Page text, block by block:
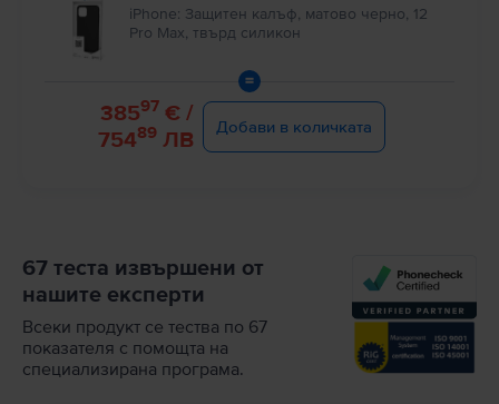
iPhone: Защитен калъф, матово черно, 12
Pro Max, твърд силикон
=
38597 € /
75489 ЛВ Добави в количката
67 теста извършени от
нашите експерти
Всеки продукт се тества по 67
показателя с помощта на
специализирана програма.